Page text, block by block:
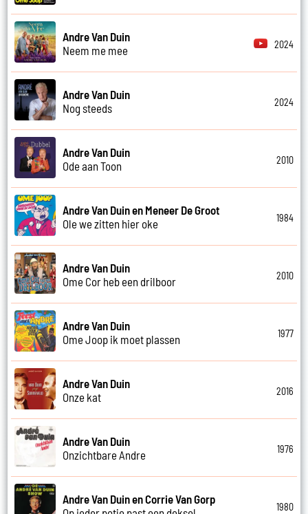
Andre Van Duin
Neem me mee
2024
Andre Van Duin
Nog steeds
2024
Andre Van Duin
Ode aan Toon
2010
Andre Van Duin en Meneer De Groot
Ole we zitten hier oke
1984
Andre Van Duin
Ome Cor heb een drilboor
2010
Andre Van Duin
Ome Joop ik moet plassen
1977
Andre Van Duin
Onze kat
2016
Andre Van Duin
Onzichtbare Andre
1976
Andre Van Duin en Corrie Van Gorp
1980